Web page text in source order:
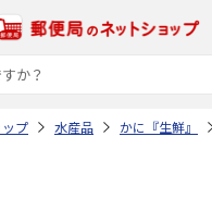
プ 水産品 かに『生鮮』